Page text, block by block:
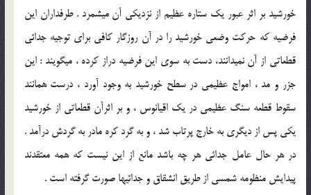
خورشيد بر اثر عبور يك ستاره عظيم از نزديكي آن مي‏شمرد . طرفداران اين
فرضيه كه حركت وضعي خورشيد را در آن روزگار كافي براي توجيه جدائي
قطعاتي از آن نمي‏دانند، دست به سوي اين فرضيه دراز كرده ، مي‏گويند : اين
جزر و مد ، امواج عظيمي در سطح خورشيد به وجود آورد ، درست همانند
سقوط قطعه سنگ عظيمي در يك اقيانوس ، و بر اثرآن قطعاتي از خورشيد
يكي پس از ديگري به خارج پرتاب شد ، و به گرد كره مادر به گردش درآمد .
در هر حال عامل جدائي هر چه باشد مانع از اين نيست كه همه معتقدند
پيدايش منظومه شمسي از طريق انشقاق و جدائيها صورت گرفته است .